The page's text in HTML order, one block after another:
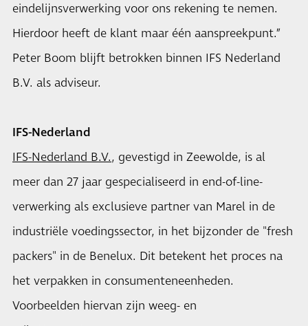
eindelijnsverwerking voor ons rekening te nemen.
Hierdoor heeft de klant maar één aanspreekpunt.”
Peter Boom blijft betrokken binnen IFS Nederland
B.V. als adviseur.
IFS-Nederland
IFS-Nederland B.V., gevestigd in Zeewolde, is al
meer dan 27 jaar gespecialiseerd in end-of-line-
verwerking als exclusieve partner van Marel in de
industriële voedingssector, in het bijzonder de "fresh
packers" in de Benelux. Dit betekent het proces na
het verpakken in consumenteneenheden.
Voorbeelden hiervan zijn weeg- en